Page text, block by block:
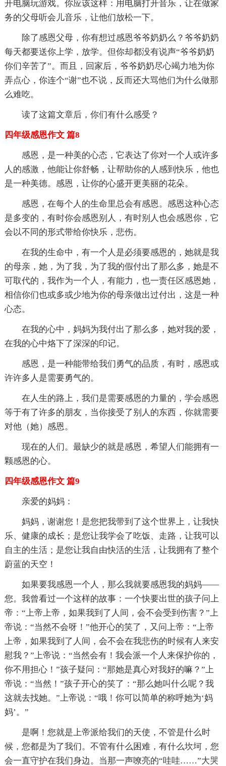
开电脑玩游戏。你应该这样：用电脑打开音乐，让在做家
务的父母听会儿音乐，让他们放松一下。
除了感恩父母，你有想过感恩爷爷奶奶么？爷爷奶奶
每天都要送你上学，放学。但你却都没有说声“爷爷奶奶
你们辛苦了”。而且，回家后，爷爷奶奶尽心竭力地为你
弄点心，你连个“谢”也不说，反而还大骂他们为什么做那
么难吃。
读了这篇文章后，你们有什么感受？
四年级感恩作文 篇8
感恩，是一种美的心态，它表达了你对一个人或许多
人的感激，他能让你舒畅，让帮助你的人感到快乐，他也
是一种美德。感恩，让你的心盛开更美丽的花朵。
感恩，在每个人的生命里总会有感恩。感恩这种心态
是多变的，有时你会感恩别人，有时别人也会感恩你，它
会以不同的形式带给你快乐，悲伤。
在我的生命中，有一个人是必须要感恩的，她就是我
的母亲，她，为了我，为了我的假付出了那么多，她是不
可取代的，我作为一个人，有能力，也一责任区感恩她，
相信你们也或多或少地为你的母亲做出过付出，这是一种
心态。
在我的心中，妈妈为我付出了那么多，她对我的爱，
在我的心中烙下了深深的印记。
感恩，是一种能带给我们勇气的品质，有时，感恩或
许许多人是需要勇气的。
在人生的路上，我们是需要感恩的力量的，学会感恩
等于有了许多的朋友，当你接受了别人的东西，你就需要
对他（她）感恩。
现在的人们。最缺少的就是感恩，希望人们能拥有一
颗感恩的心。
四年级感恩作文 篇9
亲爱的妈妈：
妈妈，谢谢您！是您把我带到了这个世界上，让我快
乐、健康的成长；是您让我学会了吃饭、走路，让我可以
自主的生活；是您让我自由快活的生活，让我拥有了整个
蔚蓝的天空！
如果要我感恩一个人，那么我就要感恩我的妈妈——
您。我曾看过一个这样的故事：一个快要出世的孩子问上
帝：“上帝上帝，如果我到了人间，会不会受到伤害？”上
帝说：“当然不会呀！”他开心的笑了，又问上帝：“上帝
上帝，如果我到了人间，会不会在我悲伤的时候有人来安
慰我？”上帝说：“当然会有！我会派一个人来保护你的，
你不用担心！”孩子疑问：“那她是真心对我好的嘛？”上
帝说：“当然！”孩子开心的笑了：“那么她叫什么呢？我
这就去找她。”上帝说：“哦！你可以简单的称呼她为‘妈
妈’。”
是啊！您就是上帝派给我们的天使，不管是什么时
候，您都是为了我们。不管有什么困难，有什么坎坷，您
会一直守护在我们身边。当那一声嘹亮的“哇哇……”大哭